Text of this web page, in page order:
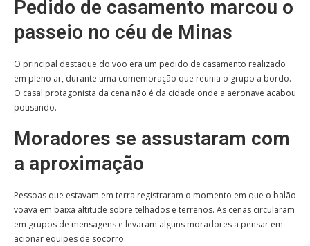
Pedido de casamento marcou o
passeio no céu de Minas
O principal destaque do voo era um pedido de casamento realizado
em pleno ar, durante uma comemoração que reunia o grupo a bordo.
O casal protagonista da cena não é da cidade onde a aeronave acabou
pousando.
Moradores se assustaram com
a aproximação
Pessoas que estavam em terra registraram o momento em que o balão
voava em baixa altitude sobre telhados e terrenos. As cenas circularam
em grupos de mensagens e levaram alguns moradores a pensar em
acionar equipes de socorro.